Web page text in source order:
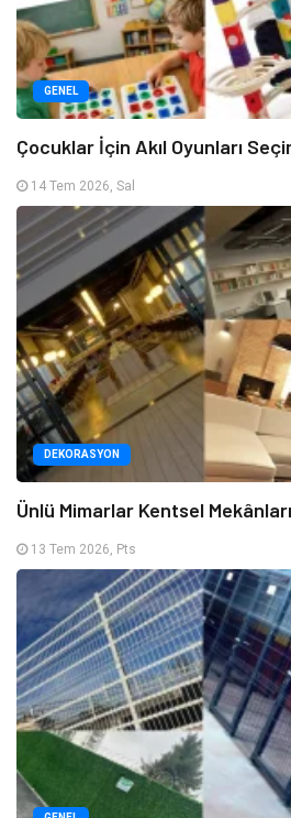
GENEL
Çocuklar İçin Akıl Oyunları
14 Tem 2026, Sal
DEKORASYON
Ünlü Mimarlar Kentsel
13 Tem 2026, Pts